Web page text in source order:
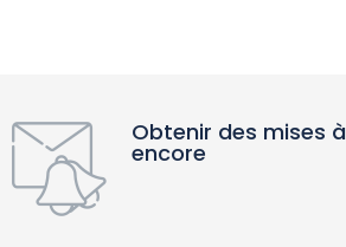
Obtenir des mises
encore